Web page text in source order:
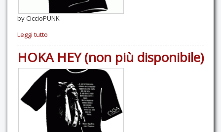
by CiccioPUNK
Leggi tutto
HOKA HEY (non più disponibile)